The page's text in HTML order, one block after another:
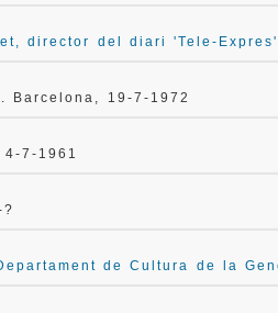
director del diari 'Tele-Expres'
. Barcelona, 19-7-1972
4-7-1961
de Cultura de la